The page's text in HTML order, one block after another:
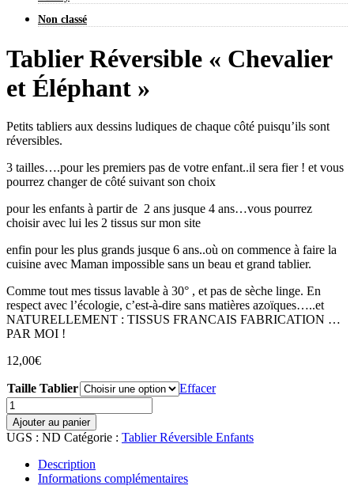
Non classé
Tablier Réversible « Chevalier
et Éléphant »
Petits tabliers aux dessins ludiques de chaque côté puisqu’ils sont
réversibles.
3 tailles….pour les premiers pas de votre enfant..il sera fier ! et vous
pourrez changer de côté suivant son choix
pour les enfants à partir de 2 ans jusque 4 ans…vous pourrez
choisir avec lui les 2 tissus sur mon site
enfin pour les plus grands jusque 6 ans..où on commence à faire la
cuisine avec Maman impossible sans un beau et grand tablier.
Comme tout mes tissus lavable à 30° , et pas de sèche linge. En
respect avec l’écologie, c’est-à-dire sans matières azoïques…..et
NATURELLEMENT : TISSUS FRANCAIS FABRICATION …
PAR MOI !
12,00€
Taille Tablier
Effacer
quantité
de
Tablier
Réversible
"Chevalier
Éléphant"
Ajouter au panier
UGS : ND Catégorie : Tablier Réversible Enfants
Description
Informations complémentaires